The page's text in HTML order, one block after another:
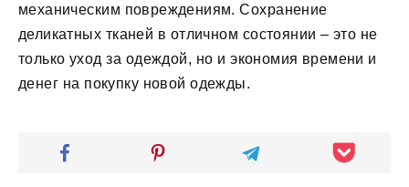
механическим повреждениям. Сохранение
деликатных тканей в отличном состоянии – это не
только уход за одеждой, но и экономия времени и
денег на покупку новой одежды.